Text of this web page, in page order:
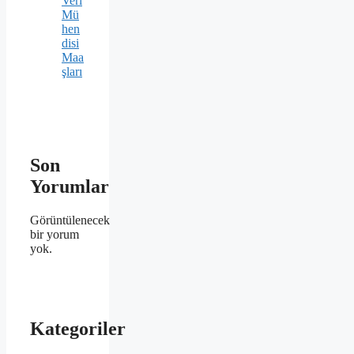
Mü
hen
disi
Maa
şları
Son
Yorumlar
Görüntülenecek
bir yorum
yok.
Kategoriler